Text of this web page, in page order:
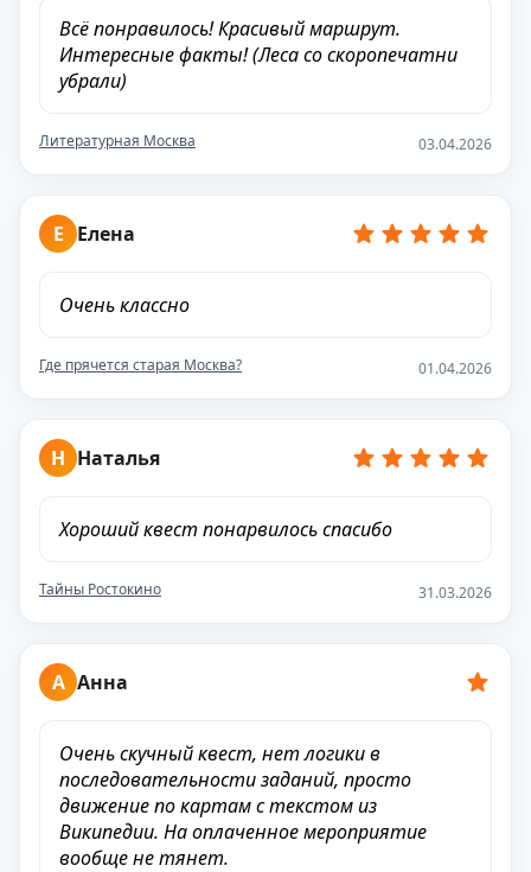
Всё понравилось! Красивый маршрут.
Интересные факты! (Леса со скоропечатни
убрали)
Литературная Москва 03.04.2026
Е Елена
Очень классно
Где прячется старая Москва? 01.04.2026
Н Наталья
Хороший квест понарвилось спасибо
Тайны Ростокино 31.03.2026
А Анна
Очень скучный квест, нет логики в
последовательности заданий, просто
движение по картам с текстом из
Википедии. На оплаченное мероприятие
вообще не тянет.